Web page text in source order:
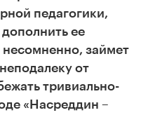
педагогики,
ее
займет
от
тривиально-
«Насреддин –